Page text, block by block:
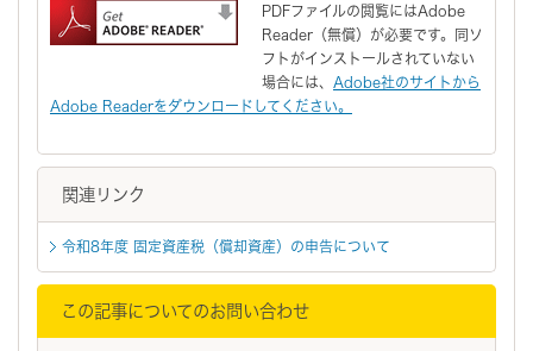
PDFファイルの閲覧にはAdobe
Reader（無償）が必要です。同ソ
フトがインストールされていない
場合には、 Adobe社のサイトから
Adobe Readerをダウンロードしてください。
関連リンク
令和8年度 固定資産税（償却資産）の申告について
この記事についてのお問い合わせ